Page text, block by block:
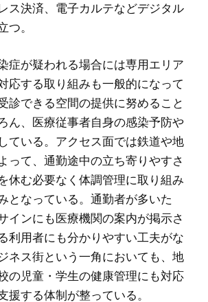
ス決済、電子カルテなどデジタル
つ。
症が疑われる場合には専用エリア
応する取り組みも一般的になって
診できる空間の提供に努めること
ん、医療従事者自身の感染予防や
ている。アクセス面では鉄道や地
って、通勤途中の立ち寄りやすさ
休む必要なく体調管理に取り組み
となっている。通勤者が多いた
インにも医療機関の案内が掲示さ
利用者にも分かりやすい工夫がな
ネス街という一角においても、地
の児童・学生の健康管理にも対応
援する体制が整っている。